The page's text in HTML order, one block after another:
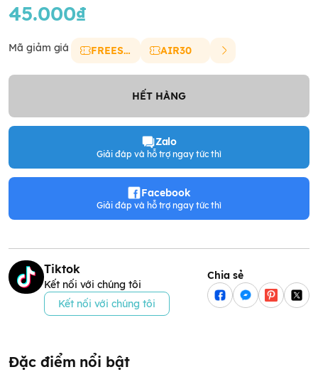
45.000₫
Mã giảm giá FREESHIP AIR30
HẾT HÀNG
Zalo
Giải đáp và hỗ trợ ngay tức thì
Facebook
Giải đáp và hỗ trợ ngay tức thì
Tiktok
Kết nối với chúng tôi
Kết nối với chúng tôi
Chia sẻ
Đặc điểm nổi bật